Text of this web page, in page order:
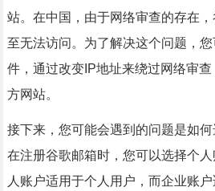
站。在中国，由于网络审查的存在
至无法访问。为了解决这个问题，
件，通过改变IP地址来绕过网络审
方网站。
接下来，您可能会遇到的问题是如何
在注册谷歌邮箱时，您可以选择个
人账户适用于个人用户，而企业账